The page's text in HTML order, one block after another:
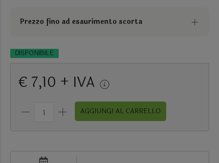
Prezzo fino ad esaurimento scorta
DISPONIBILE
€ 7,10 + IVA
AGGIUNGI AL CARRELLO